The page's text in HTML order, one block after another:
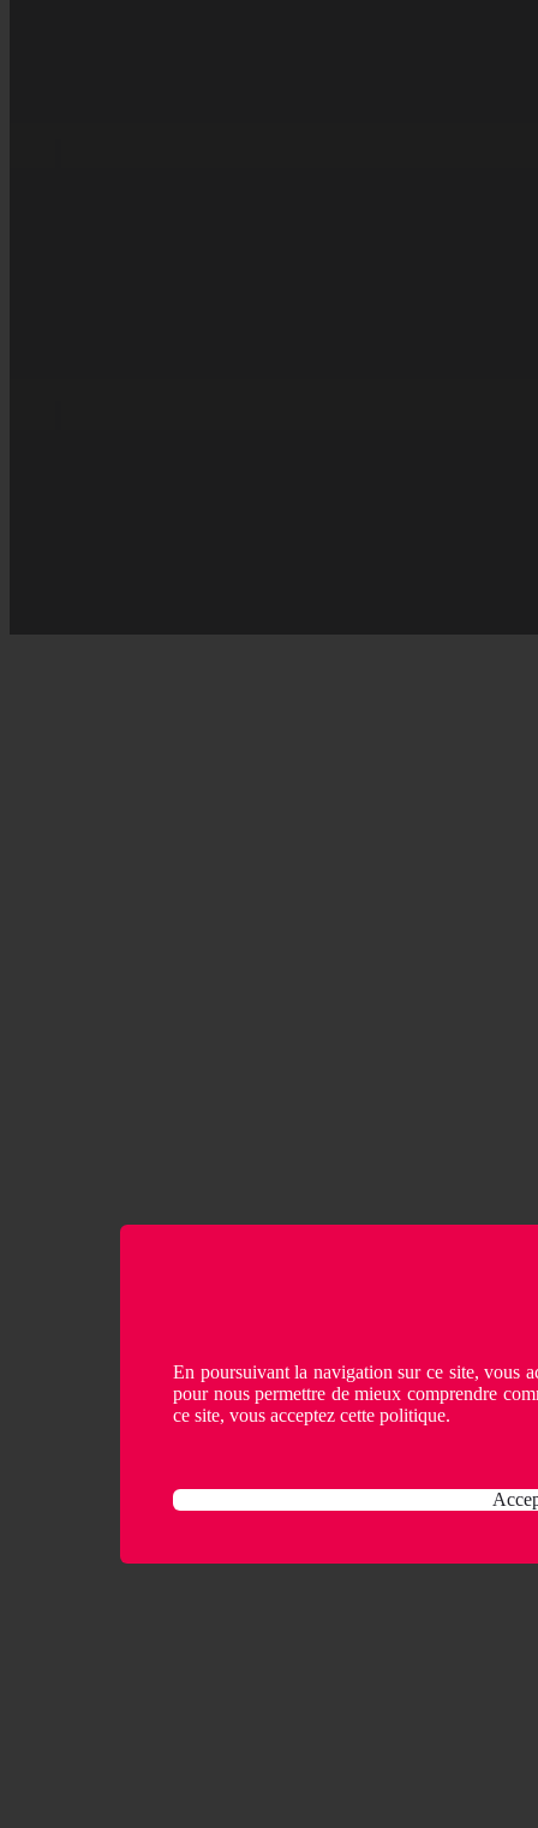
En poursuivant la navigation sur ce site, vous
pour nous permettre de mieux comprendre
ce site, vous acceptez cette politique.